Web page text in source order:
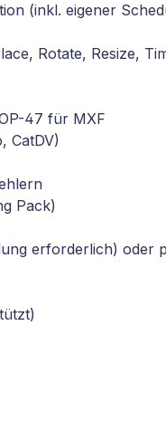
(inkl. eigener
Rotate, Resize,
47 für MXF
CatDV)
Pack)
erforderlich) oder